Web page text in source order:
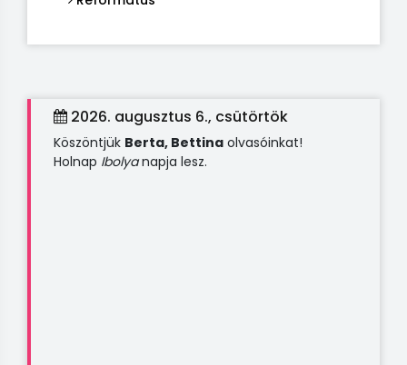
2026. augusztus 6., csütörtök
Köszöntjük Berta, Bettina olvasóinkat!
Holnap Ibolyanapja lesz.